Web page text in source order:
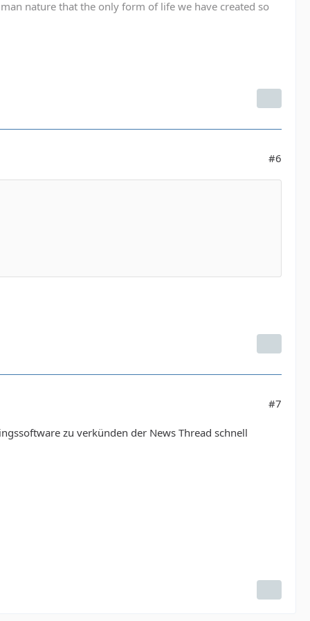
nature that the only form of life we have created so
#6
#7
zu verkünden der News Thread schnell